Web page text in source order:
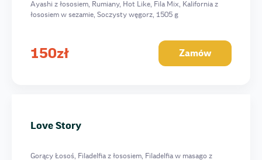
Ayashi z łososiem, Rumiany, Hot Like, Fila Mix, Kalifornia z
łososiem w sezamie, Soczysty węgorz, 1505 g
150zł Zamów
Love Story
Gorący Łosoś, Filadelfia z łososiem, Filadelfia w masago z